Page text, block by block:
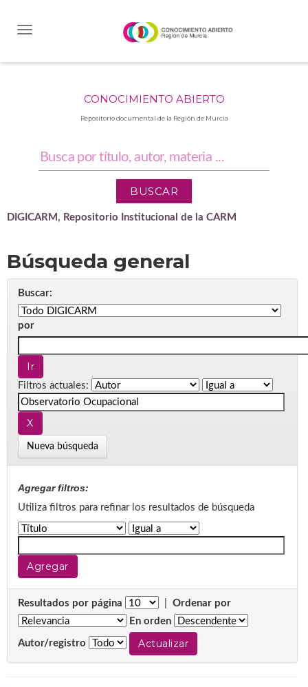
CONOCIMIENTO ABIERTO
Repositorio documental de la Región de Murcia
DIGICARM, Repositorio Institucional de la CARM
Búsqueda general
Buscar:
por
Filtros actuales:
Nueva búsqueda
Agregar filtros:
Utiliza filtros para refinar los resultados de búsqueda
Resultados por página
Ordenar por
En orden
Autor/registro